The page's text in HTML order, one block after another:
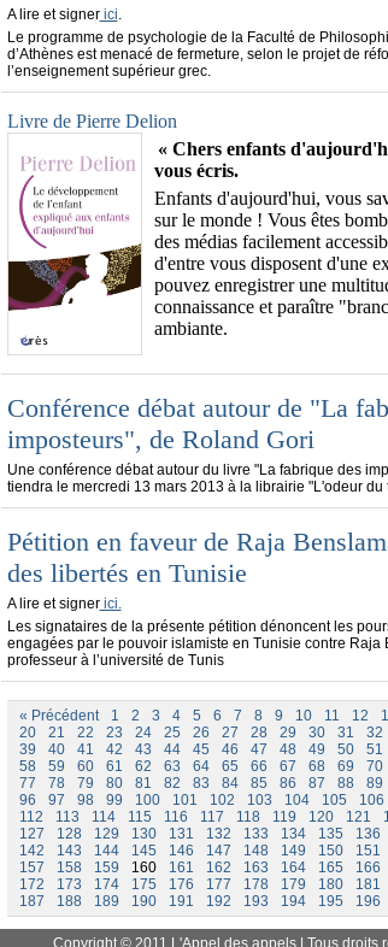
A lire et signerici.
Le programme de psychologie de la Faculté de
d’Athènes est menacé de fermeture, selon le projet de
l’enseignement supérieur grec.
Livre de Pierre Delion
« Chers enfants
vous écris.
Enfants d'aujourd'hui, vous
sur le monde ! Vous êtes
des médias facilement
d'entre vous disposent d'une
pouvez enregistrer une
connaissance et paraître
ambiante.
Conférence débat autour de "La
imposteurs", de Roland Gori
Une conférence débat autour du livre "La fabrique des
tiendra le mercredi 13 mars 2013 à la librairie "L'odeur du
Pétition en faveur de Raja
des libertés en Tunisie
A lire et signerici.
Les signataires de la présente pétition dénoncent les
engagées par le pouvoir islamiste en Tunisie contre Raja
professeur à l’université de Tunis
« Précédent 1 2 3 4 5 6 7 8 9 10 11 12
20
21 22 23 24 25 26 27 28 29 30 31 32
39
40 41 42 43 44 45 46 47 48 49 50 51
58
59 60 61 62 63 64 65 66 67 68 69 70
77
78 79 80 81 82 83 84 85 86 87 88 89
96
97 98 99 100 101 102 103 104 105 106
112
113 114 115 116 117 118 119 120 121
127
128 129 130 131 132 133 134 135 136
142
143 144 145 146 147 148 149 150 151
157
158 159 160 161 162 163 164 165 166
172
173 174 175 176 177 178 179 180 181
187
188 189 190 191 192 193 194 195 196